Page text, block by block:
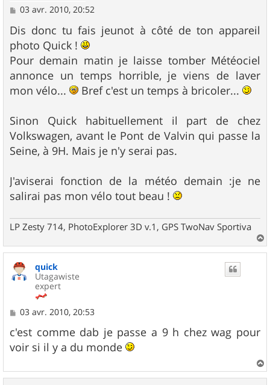
M
s
s
a
g
e
03 avr. 2010, 20:52
Dis donc tu fais jeunot à côté de ton appareil
photo Quick !
Pour demain matin je laisse tomber Météociel
annonce un temps horrible, je viens de laver
mon vélo...
Bref c'est un temps à bricoler...
Sinon Quick habituellement il part de chez
Volkswagen, avant le Pont de Valvin qui passe la
Seine, à 9H. Mais je n'y serai pas.
J'aviserai fonction de la météo demain :je ne
salirai pas mon vélo tout beau !
LP Zesty 714, PhotoExplorer 3D v.1, GPS TwoNav Sportiva
a
quick
Utagawiste
expert
M
s
s
a
e
03 avr. 2010, 20:53
c'est comme dab je passe a 9 h chez wag pour
voir si il y a du monde
a